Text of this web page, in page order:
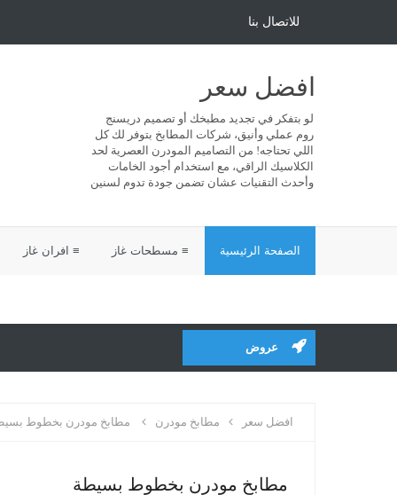
للاتصال بنا
افضل سعر
لو بتفكر في تجديد مطبخك أو تصميم دريسنج
روم عملي وأنيق، شركات المطابخ بتوفر لك كل
اللي تحتاجه! من التصاميم المودرن العصرية لحد
الكلاسيك الراقي، مع استخدام أجود الخامات
وأحدث التقنيات عشان تضمن جودة تدوم لسنين
الصفحة الرئيسية ≡ مسطحات غاز ≡ افران غاز
عروض
افضل سعر مطابخ مودرن مطابخ مودرن بخطوط
مطابخ مودرن بخطوط بسيطة